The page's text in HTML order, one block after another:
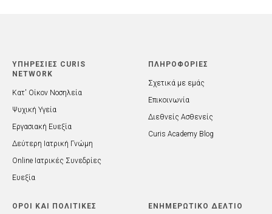
ΥΠΗΡΕΣΙΕΣ CURIS
NETWORK
Κατ' Οίκον Νοσηλεία
Ψυχική Υγεία
Εργασιακή Ευεξία
Δεύτερη Ιατρική Γνώμη
Online Ιατρικές Συνεδρίες
Ευεξία
ΠΛΗΡΟΦΟΡΙΕΣ
Σχετικά με εμάς
Επικοινωνία
Διεθνείς Ασθενείς
Curis Academy Blog
ΟΡΟΙ ΚΑΙ ΠΟΛΙΤΙΚΕΣ ΕΝΗΜΕΡΩΤΙΚΟ ΔΕΛΤΙΟ